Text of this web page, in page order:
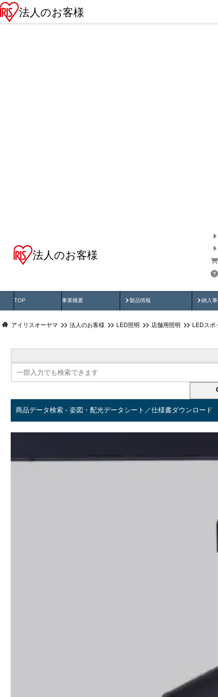
法人のお客様
法人のお客様
TOP 事業概要 製品情報
製品動画 納入
納
アイリスオーヤマ 法人のお客様 LED照明 店舗用照明 LEDスポ
商品データ検索 - 姿図・配光データシート／仕様書ダウンロード